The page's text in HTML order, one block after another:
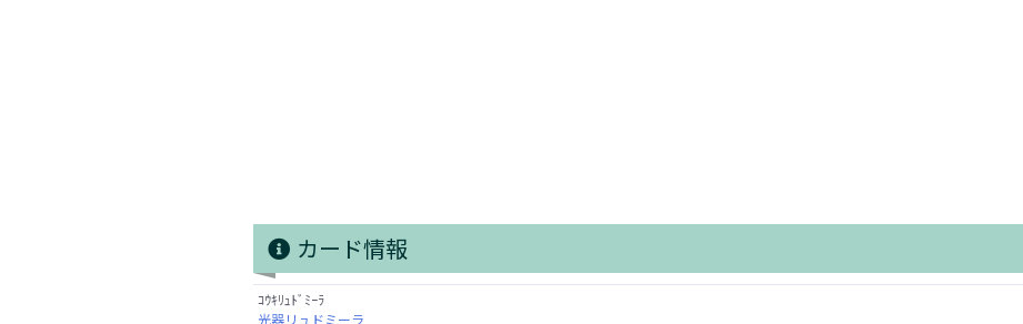
カード情報
ｺｳｷﾘｭﾄﾞﾐｰﾗ
光器リュドミーラ